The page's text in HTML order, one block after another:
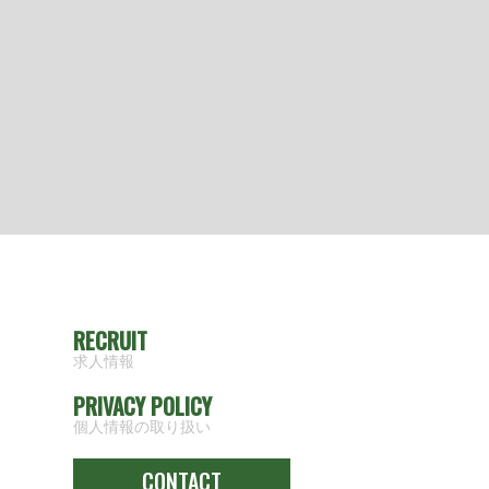
RECRUIT
求人情報
PRIVACY POLICY
個人情報の取り扱い
CONTACT